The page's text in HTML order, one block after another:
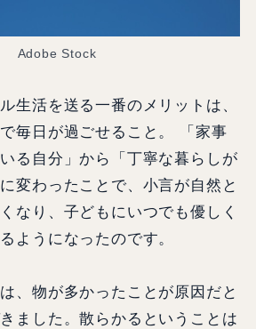
Adobe Stock
生活を送る一番のメリットは、
毎日が過ごせること。 「家事
る自分」から「丁寧な暮らしが
変わったことで、小言が自然と
なり、子どもにいつでも優しく
ようになったのです。
、物が多かったことが原因だと
ました。散らかるということは